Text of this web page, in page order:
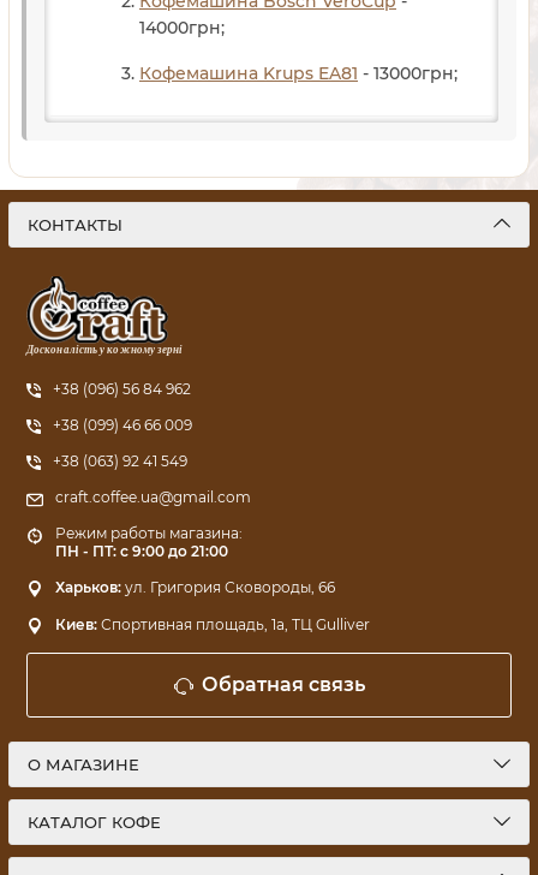
14000грн;
Кофемашина Krups EA81 - 13000грн;
КОНТАКТЫ
Досконалість у кожному зерні
+38 (096) 56 84 962
+38 (099) 46 66 009
+38 (063) 92 41 549
craft.coffee.ua@gmail.com
Режим работы магазина:
ПН - ПТ: с 9:00 до 21:00
Харьков: ул. Григория Сковороды, 66
Киев: Спортивная площадь, 1a, ТЦ Gulliver
Обратная связь
О МАГАЗИНЕ
КАТАЛОГ КОФЕ